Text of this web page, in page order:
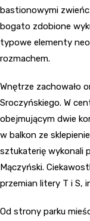
bastionowymi
bogato zdobione
typowe elementy
rozmachem.
Wnętrze zachowało
Sroczyńskiego. W
obejmującym dwie
w balkon ze
sztukaterię wykonali
Mączyński.
przemian litery T i S,
Od strony parku